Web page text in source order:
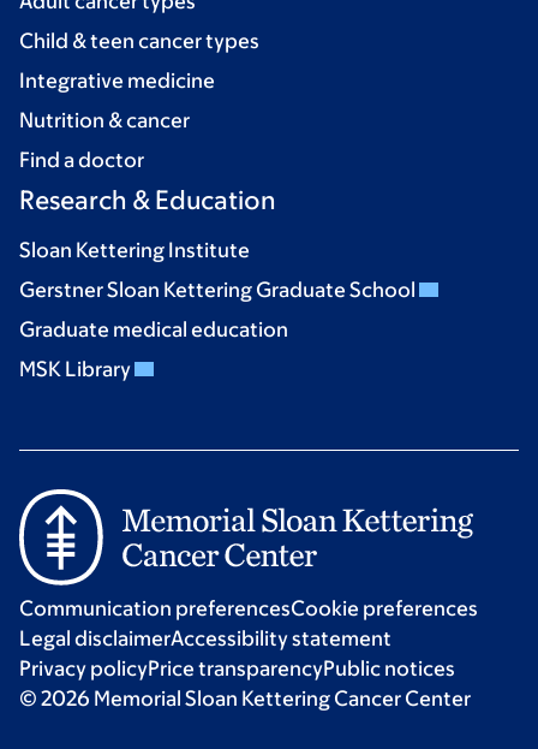
Child & teen cancer types
Integrative medicine
Nutrition & cancer
Find a doctor
Research & Education
Sloan Kettering Institute
Gerstner Sloan Kettering Graduate School
Graduate medical education
MSK Library
Communication preferencesCookie preferences
Legal disclaimerAccessibility statement
Privacy policyPrice transparencyPublic notices
© 2026 Memorial Sloan Kettering Cancer Center